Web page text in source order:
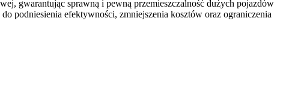
gwarantując sprawną i pewną przemieszczalność dużych pojazdów
podniesienia efektywności, zmniejszenia kosztów oraz ograniczenia